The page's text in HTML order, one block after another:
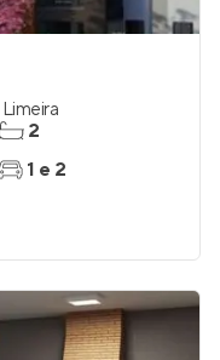
Limeira
2
1 e 2